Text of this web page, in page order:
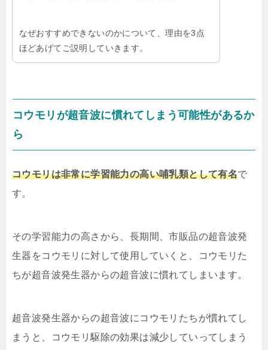
なぜおすすめできないのかについて、理由を3点
ほどあげてご説明していきます。
コウモリが超音波に慣れてしまう可能性があるか
ら
コウモリは非常に学習能力の高い哺乳類として有名で
す。
その学習能力の高さから、長期間、市販品の超音波発
生器をコウモリに対して使用していくと、コウモリた
ちが超音波発生器からの超音波に慣れてしまいます。
超音波発生器からの超音波にコウモリたちが慣れてし
まうと、コウモリ駆除の効果は減少していってしまう